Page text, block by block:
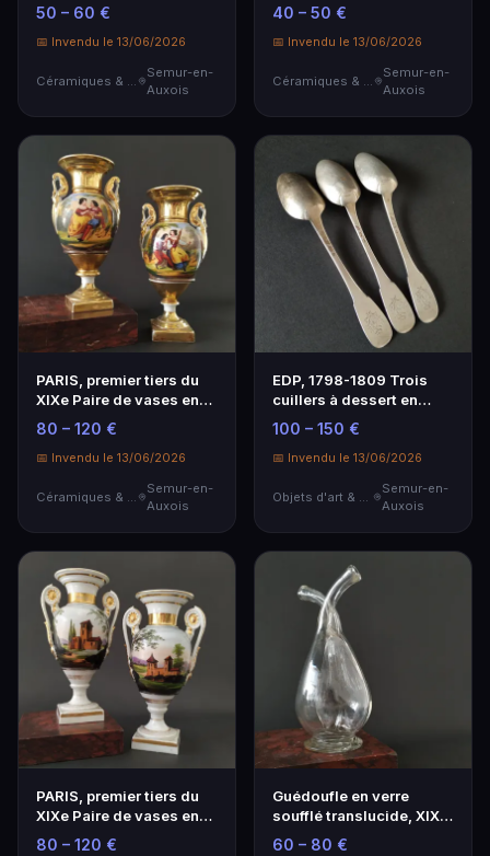
50 – 60 €
📅 Invendu le 13/06/2026
Céramiques & Porcelaine
Semur-en-
Auxois
40 – 50 €
📅 Invendu le 13/06/2026
Céramiques & Porcelaine
Semur-en-
Auxois
PARIS, premier tiers du
XIXe Paire de vases en
porcelaine, l…
80 – 120 €
📅 Invendu le 13/06/2026
Céramiques & Porcelaine
Semur-en-
Auxois
EDP, 1798-1809 Trois
cuillers à dessert en
argent, modèle un…
100 – 150 €
📅 Invendu le 13/06/2026
Objets d'art & Curiosités
Semur-en-
Auxois
PARIS, premier tiers du
XIXe Paire de vases en
porcelaine, à…
80 – 120 €
Guédoufle en verre
soufflé translucide, XIXe
Formé de deux f…
60 – 80 €